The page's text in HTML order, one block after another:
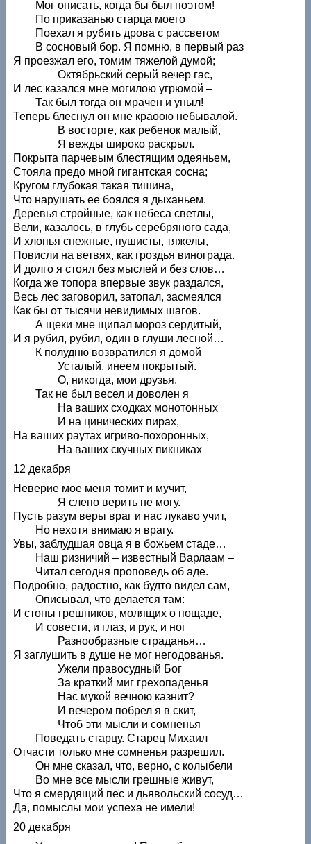
Мог описать, когда бы был поэтом!
По приказанью старца моего
Поехал я рубить дрова с рассветом
В сосновый бор. Я помню, в первый раз
Я проезжал его, томим тяжелой думой;
Октябрьский серый вечер гас,
И лес казался мне могилою угрюмой –
Так был тогда он мрачен и уныл!
Теперь блеснул он мне краоою небывалой.
В восторге, как ребенок малый,
Я вежды широко раскрыл.
Покрыта парчевым блестящим одеяньем,
Стояла предо мной гигантская сосна;
Кругом глубокая такая тишина,
Что нарушать ее боялся я дыханьем.
Деревья стройные, как небеса светлы,
Вели, казалось, в глубь серебряного сада,
И хлопья снежные, пушисты, тяжелы,
Повисли на ветвях, как гроздья винограда.
И долго я стоял без мыслей и без слов…
Когда же топора впервые звук раздался,
Весь лес заговорил, затопал, засмеялся
Как бы от тысячи невидимых шагов.
А щеки мне щипал мороз сердитый,
И я рубил, рубил, один в глуши лесной…
К полудню возвратился я домой
Усталый, инеем покрытый.
О, никогда, мои друзья,
Так не был весел и доволен я
На ваших сходках монотонных
И на цинических пирах,
На ваших раутах игриво-похоронных,
На ваших скучных пикниках
12 декабря
Неверие мое меня томит и мучит,
Я слепо верить не могу.
Пусть разум веры враг и нас лукаво учит,
Но нехотя внимаю я врагу.
Увы, заблудшая овца я в божьем стаде…
Наш ризничий – известный Варлаам –
Читал сегодня проповедь об аде.
Подробно, радостно, как будто видел сам,
Описывал, что делается там:
И стоны грешников, молящих о пощаде,
И совести, и глаз, и рук, и ног
Разнообразные страданья…
Я заглушить в душе не мог негодованья.
Ужели правосудный Бог
За краткий миг грехопаденья
Нас мукой вечною казнит?
И вечером побрел я в скит,
Чтоб эти мысли и сомненья
Поведать старцу. Старец Михаил
Отчасти только мне сомненья разрешил.
Он мне сказал, что, верно, с колыбели
Во мне все мысли грешные живут,
Что я смердящий пес и дьявольский сосуд…
Да, помыслы мои успеха не имели!
20 декабря